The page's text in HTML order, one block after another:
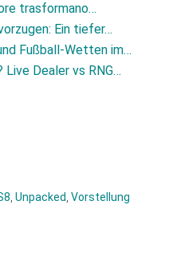
trasformano…
Ein tiefer…
Fußball‑Wetten im…
Dealer vs RNG…
Unpacked Vorstellung